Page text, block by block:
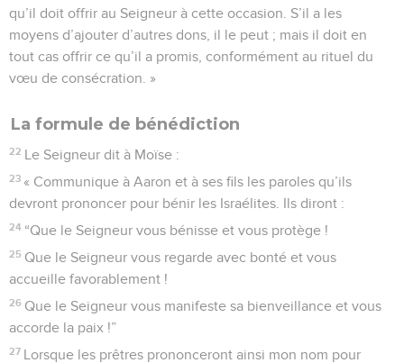
qu’il doit offrir au Seigneur à cette occasion. S’il a les
moyens d’ajouter d’autres dons, il le peut ; mais il doit en
tout cas offrir ce qu’il a promis, conformément au rituel du
vœu de consécration. »
La formule de bénédiction
22 Le Seigneur dit à Moïse :
23 « Communique à Aaron et à ses fils les paroles qu’ils
devront prononcer pour bénir les Israélites. Ils diront :
24 “Que le Seigneur vous bénisse et vous protège !
25 Que le Seigneur vous regarde avec bonté et vous
accueille favorablement !
26 Que le Seigneur vous manifeste sa bienveillance et vous
accorde la paix !”
27 Lorsque les prêtres prononceront ainsi mon nom pour